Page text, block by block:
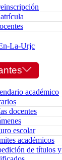
La-Urjc
académico
docentes
escolar
académicos
de títulos y